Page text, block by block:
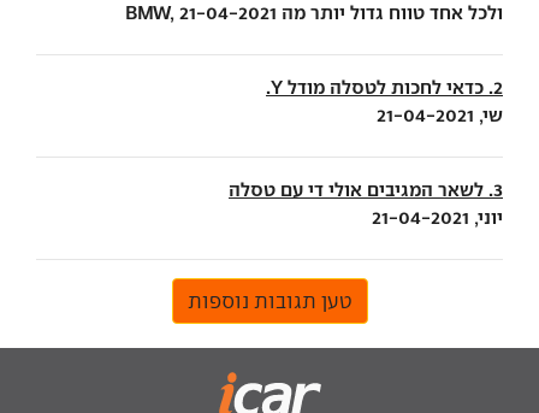
ולכל אחד טווח גדול יותר מה BMW, 21-04-2021
2. כדאי לחכות לטסלה מודל Y.
שי, 21-04-2021
3. לשאר המגיבים אולי די עם טסלה
יוני, 21-04-2021
טען תגובות נוספות